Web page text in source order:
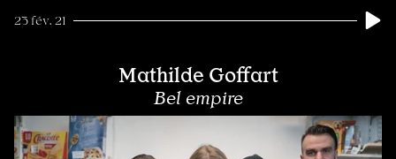
23 fév. 21
Mathilde Goffart
Bel empire